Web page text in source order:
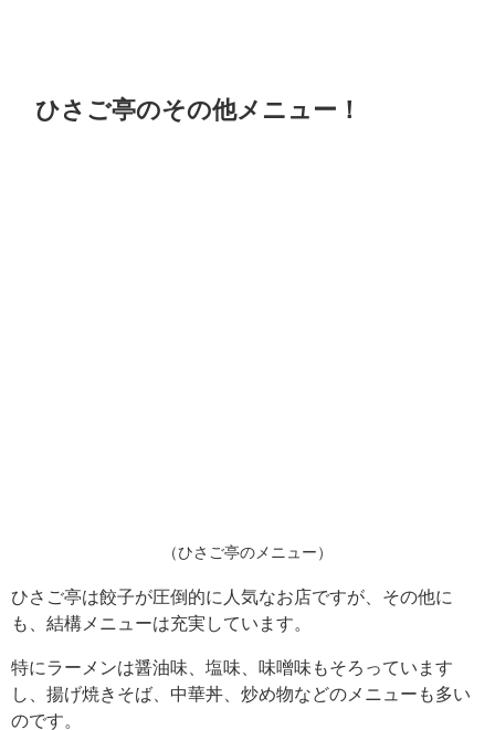
ひさご亭のその他メニュー！
（ひさご亭のメニュー）
ひさご亭は餃子が圧倒的に人気なお店ですが、その他に
も、結構メニューは充実しています。
特にラーメンは醤油味、塩味、味噌味もそろっています
し、揚げ焼きそば、中華丼、炒め物などのメニューも多い
のです。